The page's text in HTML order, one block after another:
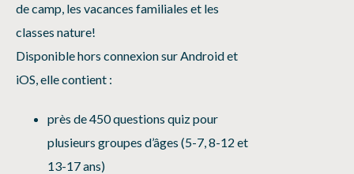
de camp, les vacances familiales et les
classes nature!
Disponible hors connexion sur Android et
iOS, elle contient :
près de 450 questions quiz pour
plusieurs groupes d’âges (5-7, 8-12 et
13-17 ans)